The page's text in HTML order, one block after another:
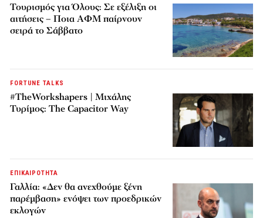
Τουρισμός για Όλους: Σε εξέλιξη οι
αιτήσεις – Ποια ΑΦΜ παίρνουν
σειρά το Σάββατο
FORTUNE TALKS
#TheWorkshapers | Μιχάλης
Τυρίμος: The Capacitor Way
ΕΠΙΚΑΙΡΟΤΗΤΑ
Γαλλία: «Δεν θα ανεχθούμε ξένη
παρέμβαση» ενόψει των προεδρικών
εκλογών